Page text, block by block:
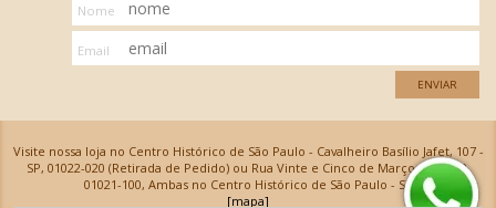
Nome
Email
ENVIAR
Visite nossa loja no Centro Histórico de São Paulo - Cavalheiro Basílio Jafet, 107 -
SP, 01022-020 (Retirada de Pedido) ou Rua Vinte e Cinco de Março, 576 - SP,
01021-100, Ambas no Centro Histórico de São Paulo - SP
[mapa]